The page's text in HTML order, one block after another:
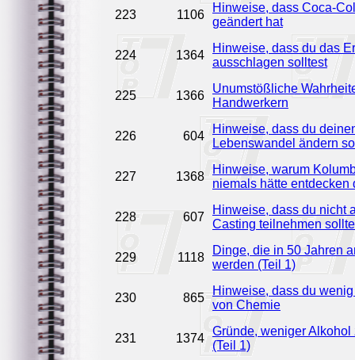
223 1106
Hinweise, dass Coca-
geändert hat
224 1364
Hinweise, dass du das
ausschlagen solltest
225 1366
Unumstößliche
Handwerkern
226 604
Hinweise, dass du
Lebenswandel ändern
227 1368
Hinweise, warum
niemals hätte entdecken
228 607
Hinweise, dass du nicht
Casting teilnehmen
229 1118
Dinge, die in 50 Jahren
werden (Teil 1)
230 865
Hinweise, dass du
von Chemie
231 1374
Gründe, weniger Alkohol
(Teil 1)